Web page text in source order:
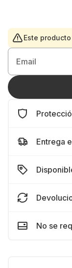
Este
Email
Entrega
No se